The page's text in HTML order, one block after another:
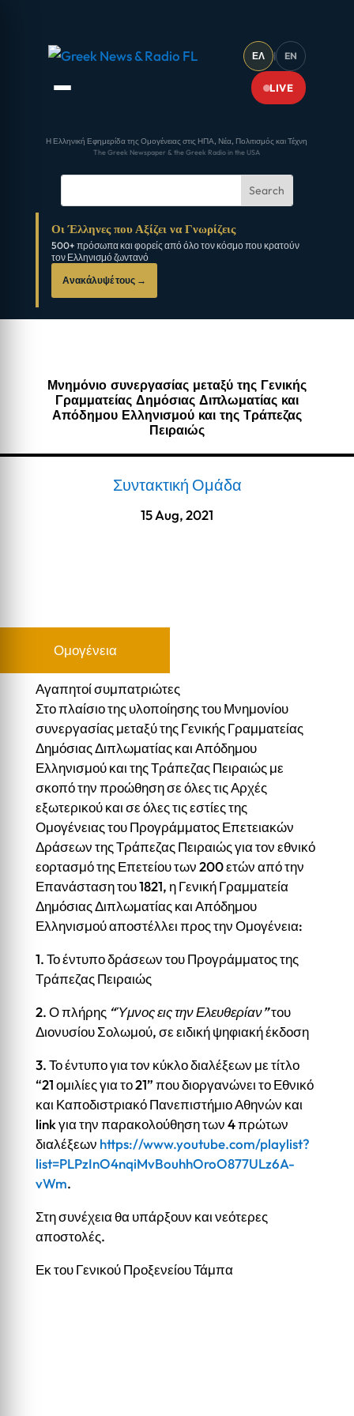
ΕΛ | EN
LIVE
Η Ελληνική Εφημερίδα της Ομογένειας στις ΗΠΑ, Νέα, Πολιτισμός και Τέχνη
The Greek Newspaper & the Greek Radio in the USA
Οι Έλληνες που Αξίζει να Γνωρίζεις
500+ πρόσωπα και φορείς από όλο τον κόσμο που κρατούν
τον Ελληνισμό ζωντανό
Ανακάλυψέ τους →
Μνημόνιο συνεργασίας μεταξύ της Γενικής
Γραμματείας Δημόσιας Διπλωματίας και
Απόδημου Ελληνισμού και της Τράπεζας
Πειραιώς
Συντακτική Ομάδα
15 Aug, 2021
Ομογένεια
Αγαπητοί συμπατριώτες
Στο πλαίσιο της υλοποίησης του Μνημονίου
συνεργασίας μεταξύ της Γενικής Γραμματείας
Δημόσιας Διπλωματίας και Απόδημου
Ελληνισμού και της Τράπεζας Πειραιώς με
σκοπό την προώθηση σε όλες τις Αρχές
εξωτερικού και σε όλες τις εστίες της
Ομογένειας του Προγράμματος Επετειακών
Δράσεων της Τράπεζας Πειραιώς για τον εθνικό
εορτασμό της Επετείου των 200 ετών από την
Επανάσταση του 1821, η Γενική Γραμματεία
Δημόσιας Διπλωματίας και Απόδημου
Ελληνισμού αποστέλλει προς την Ομογένεια:
1. Το έντυπο δράσεων του Προγράμματος της
Τράπεζας Πειραιώς
2. Ο πλήρης “Ύμνος εις την Ελευθερίαν”του
Διονυσίου Σολωμού, σε ειδική ψηφιακή έκδοση
3. Το έντυπο για τον κύκλο διαλέξεων με τίτλο
“21 ομιλίες για το 21” που διοργανώνει το Εθνικό
και Καποδιστριακό Πανεπιστήμιο Αθηνών και
link για την παρακολούθηση των 4 πρώτων
διαλέξεων https://www.youtube.com/playlist?
list=PLPzInO4nqiMvBouhhOroO877ULz6A-
vWm.
Στη συνέχεια θα υπάρξουν και νεότερες
αποστολές.
Εκ του Γενικού Προξενείου Τάμπα